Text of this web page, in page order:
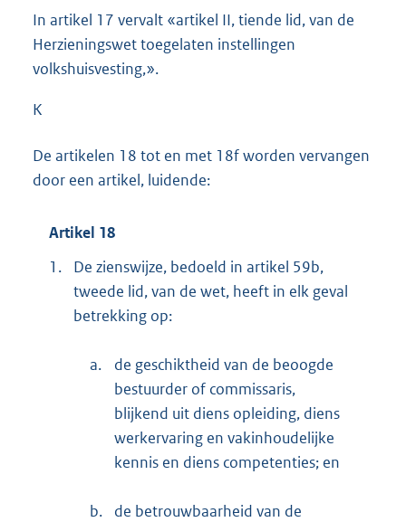
In artikel 17 vervalt «artikel II, tiende lid, van de
Herzieningswet toegelaten instellingen
volkshuisvesting,».
K
De artikelen 18 tot en met 18f worden vervangen
door een artikel, luidende:
Artikel 18
1.
De zienswijze, bedoeld in artikel 59b,
tweede lid, van de wet, heeft in elk geval
betrekking op:
a.
de geschiktheid van de beoogde
bestuurder of commissaris,
blijkend uit diens opleiding, diens
werkervaring en vakinhoudelijke
kennis en diens competenties; en
b.
de betrouwbaarheid van de